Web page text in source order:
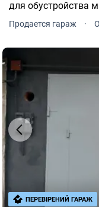
для обустройства
Продается гараж ·
ПЕРЕВІРЕНИЙ ГАРАЖ